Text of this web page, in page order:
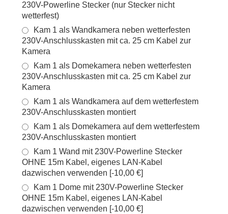
230V-Powerline Stecker (nur Stecker nicht
wetterfest)
Kam 1 als Wandkamera neben wetterfesten
230V-Anschlusskasten mit ca. 25 cm Kabel zur
Kamera
Kam 1 als Domekamera neben wetterfesten
230V-Anschlusskasten mit ca. 25 cm Kabel zur
Kamera
Kam 1 als Wandkamera auf dem wetterfestem
230V-Anschlusskasten montiert
Kam 1 als Domekamera auf dem wetterfestem
230V-Anschlusskasten montiert
Kam 1 Wand mit 230V-Powerline Stecker
OHNE 15m Kabel, eigenes LAN-Kabel
dazwischen verwenden [-10,00 €]
Kam 1 Dome mit 230V-Powerline Stecker
OHNE 15m Kabel, eigenes LAN-Kabel
dazwischen verwenden [-10,00 €]